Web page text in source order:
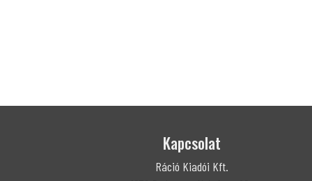
Kapcsolat
Ráció Kiadói Kft.